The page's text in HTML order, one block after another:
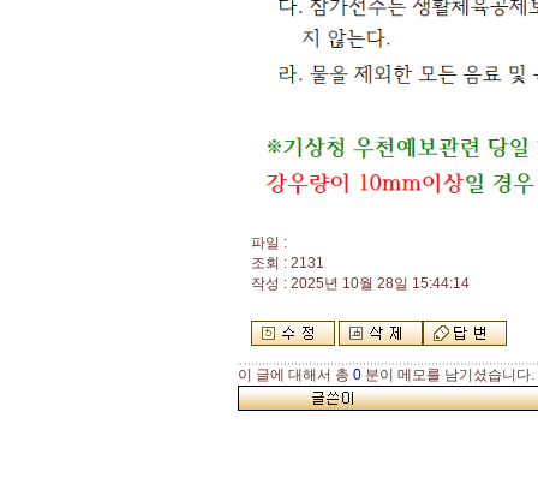
파일 :
조회 : 2131
작성 : 2025년 10월 28일 15:44:14
이 글에 대해서 총 0 분이 메모를 남기셨습니다.